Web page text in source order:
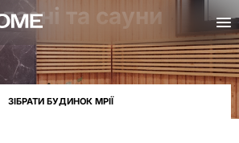
та сауни
ЗІБРАТИ БУДИНОК МРІЇ